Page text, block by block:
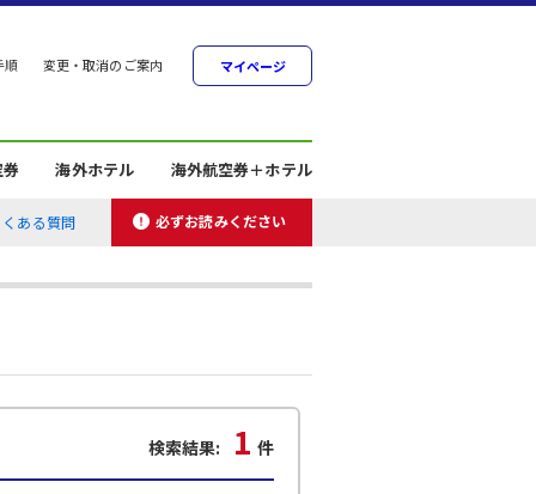
順 変更・取消のご案内 マイページ
海外ホテル 海外航空券＋ホテル
ある質問 必ずお読みください
検索結果: 1 件